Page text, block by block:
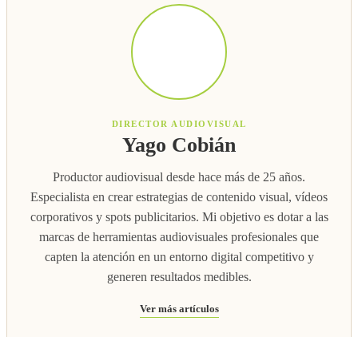
DIRECTOR AUDIOVISUAL
Yago Cobián
Productor audiovisual desde hace más de 25 años.
Especialista en crear estrategias de contenido visual, vídeos
corporativos y spots publicitarios. Mi objetivo es dotar a las
marcas de herramientas audiovisuales profesionales que
capten la atención en un entorno digital competitivo y
generen resultados medibles.
Ver más artículos